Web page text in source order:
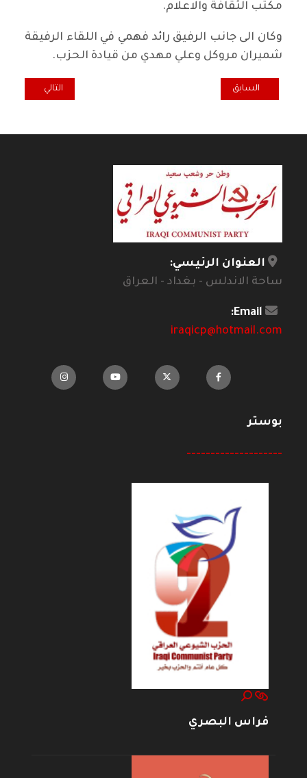
مكتب الثقافة والاعلام.
وكان الى جانب الرفيق رائد فهمي في اللقاء الرفيقة
شميران مروكل وعلي مهدي من قيادة الحزب.
المقال السابق: اللجنة المركزية للحزب الشيوعي العراقي تعقد اجتماعا
السابق المقال التالي:
التالي
العنوان الرئيسي:
ساحة الاندلس - بغداد - العراق
Email:
iraqicp@hotmail.com
بوستر
--------------------
فراس البصري